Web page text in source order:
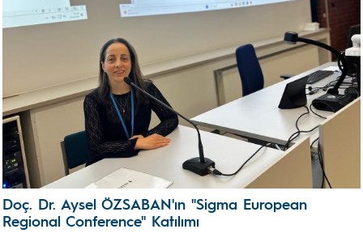
Doç. Dr. Aysel ÖZSABAN'ın "Sigma European
Regional Conference" Katılımı